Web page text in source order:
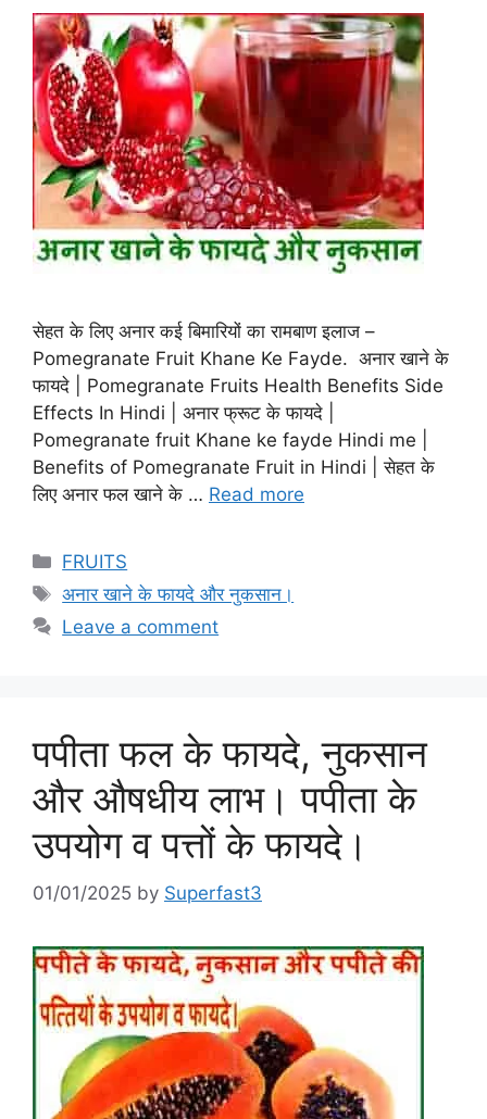
सेहत के लिए अनार कई बिमारियों का रामबाण इलाज –
Pomegranate Fruit Khane Ke Fayde. अनार खाने के
फायदे | Pomegranate Fruits Health Benefits Side
Effects In Hindi | अनार फ्रूट के फायदे |
Pomegranate fruit Khane ke fayde Hindi me |
Benefits of Pomegranate Fruit in Hindi | सेहत के
लिए अनार फल खाने के … Read more
Categories
FRUITS
Tags
अनार खाने के फायदे और नुकसान।
Leave a comment
पपीता फल के फायदे, नुकसान
और औषधीय लाभ। पपीता के
उपयोग व पत्तों के फायदे।
01/01/2025 by Superfast3